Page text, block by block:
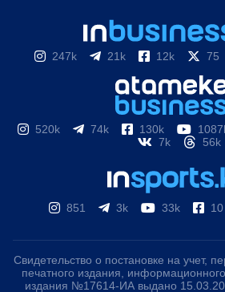
247k 21k 12k 75
520k 74k 130k
7k
56k
851 3k 33k 10
Свидетельство о постановке на учет,
печатного издания, информационного
издания №17614-ИА выдано